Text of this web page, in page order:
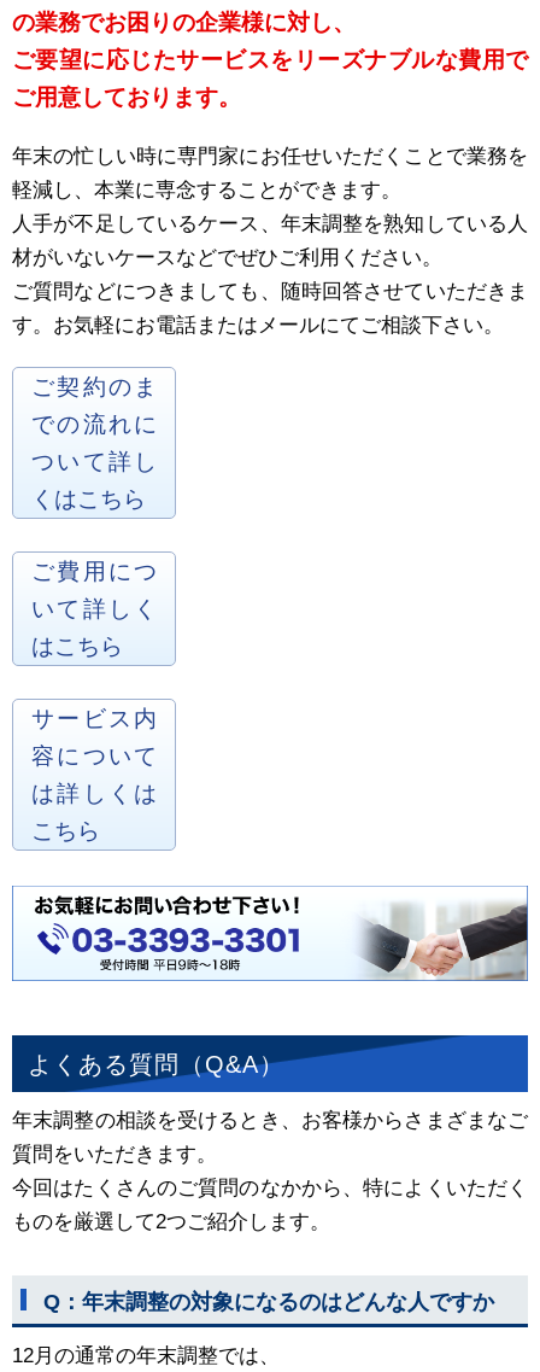
の業務でお困りの企業様に対し、
ご要望に応じたサービスをリーズナブルな費用で
ご用意しております。
年末の忙しい時に専門家にお任せいただくことで業務を
軽減し、本業に専念することができます。
人手が不足しているケース、年末調整を熟知している人
材がいないケースなどでぜひご利用ください。
ご質問などにつきましても、随時回答させていただきま
す。お気軽にお電話またはメールにてご相談下さい。
ご契約のま
での流れに
ついて詳し
くはこちら
ご費用につ
いて詳しく
はこちら
サービス内
容について
は詳しくは
こちら
よくある質問（Q&A）
年末調整の相談を受けるとき、お客様からさまざまなご
質問をいただきます。
今回はたくさんのご質問のなかから、特によくいただく
ものを厳選して2つご紹介します。
Q：年末調整の対象になるのはどんな人ですか
12月の通常の年末調整では、